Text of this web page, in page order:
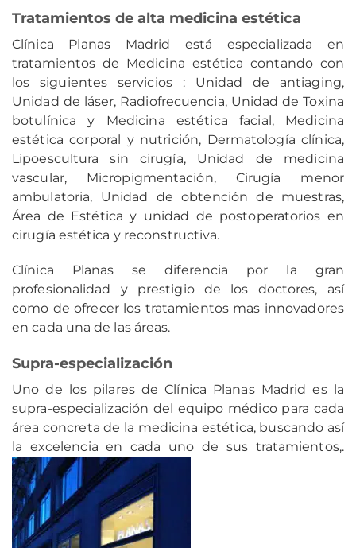
Tratamientos de alta medicina estética
Clínica Planas Madrid está especializada en
tratamientos de Medicina estética contando con
los siguientes servicios : Unidad de antiaging,
Unidad de láser, Radiofrecuencia, Unidad de Toxina
botulínica y Medicina estética facial, Medicina
estética corporal y nutrición, Dermatología clínica,
Lipoescultura sin cirugía, Unidad de medicina
vascular, Micropigmentación, Cirugía menor
ambulatoria, Unidad de obtención de muestras,
Área de Estética y unidad de postoperatorios en
cirugía estética y reconstructiva.
Clínica Planas se diferencia por la gran
profesionalidad y prestigio de los doctores, así
como de ofrecer los tratamientos mas innovadores
en cada una de las áreas.
Supra-especialización
Uno de los pilares de Clínica Planas Madrid es la
supra-especialización del equipo médico para cada
área concreta de la medicina estética, buscando así
la excelencia en cada uno de sus tratamientos,.